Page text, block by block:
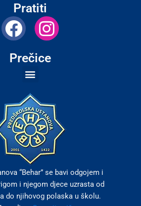
Pratiti
F
a
c
b
o
o
k
I
n
s
g
r
a
m
Prečice
“Behar” se bavi odgojem i
i njegom djece uzrasta od
do njihovog polaska u školu.